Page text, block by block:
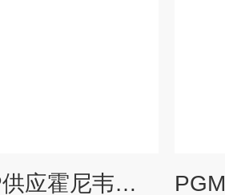
MiniMax XP供应霍尼韦尔MiniMax XP二氧化硫气体检测仪